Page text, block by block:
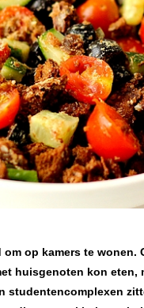
op kamers te
huisgenoten kon
studentencomplexen